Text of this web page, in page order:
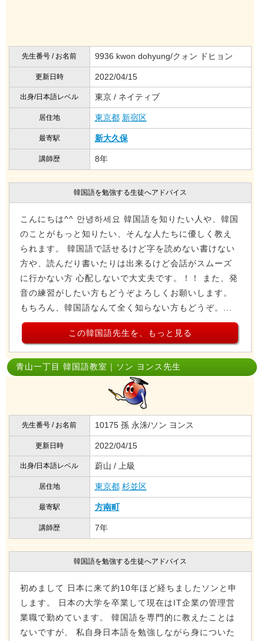
先生番号 / お名前 9936 kwon dohyung/クォン ドヒョン
更新日時 2022/04/15
出身/日本語レベル 東京 / ネイティブ
居住地 東京都 新宿区
最寄駅 新大久保
講師歴 8年
韓国語を勉強する生徒へアドバイス
こんにちは^^ 안녕하세요 韓国語を知りたい人や、韓国
のことがもっと知りたい、そんな人たちに優しく教え
られます。 韓国語で話せるけど字を読めない書けない
方や、読んだり書いたりは出来るけど会話がスムーズ
に行かない方 心配しないで大丈夫です。！！ また、発
音の練習がしたい方もどうぞよろしくお願いします。
もちろん、韓国語なんて全く知らない方もどうぞ。...
この韓国語先生を、もっと見る
青山一丁目 韓国語教室｜ソン ヨンス先生
先生番号 / お名前 10175 孫 永洙/ソン ヨンス
更新日時 2022/04/15
出身/日本語レベル 蔚山 / 上級
居住地 東京都 杉並区
最寄駅 方南町
講師歴 7年
韓国語を勉強する生徒へアドバイス
初めまして 日本に来て約10年ほど経ちましたソンと申
します。 日本の大学を卒業して現在はIT企業の管理営
業職で勤めています。 韓国語を専門的に教えたことは
ないですが、 私自身日本語を勉強しながら身についた